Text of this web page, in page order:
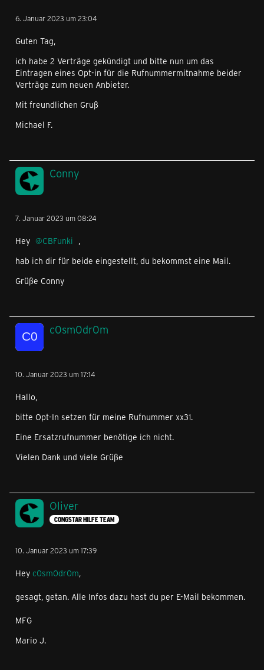
6. Januar 2023 um 23:04
Guten Tag,
ich habe 2 Verträge gekündigt und bitte nun um das
Eintragen eines Opt-in für die Rufnummermitnahme beider
Verträge zum neuen Anbieter.
Mit freundlichen Gruß
Michael F.
Conny
7. Januar 2023 um 08:24
Hey CBFunki ,
hab ich dir für beide eingestellt, du bekommst eine Mail.
Grüße Conny
c0sm0dr0m
10. Januar 2023 um 17:14
Hallo,
bitte Opt-In setzen für meine Rufnummer xx31.
Eine Ersatzrufnummer benötige ich nicht.
Vielen Dank und viele Grüße
Oliver
CONGSTAR HILFE TEAM
10. Januar 2023 um 17:39
Hey c0sm0dr0m,
gesagt, getan. Alle Infos dazu hast du per E-Mail bekommen.
MFG
Mario J.